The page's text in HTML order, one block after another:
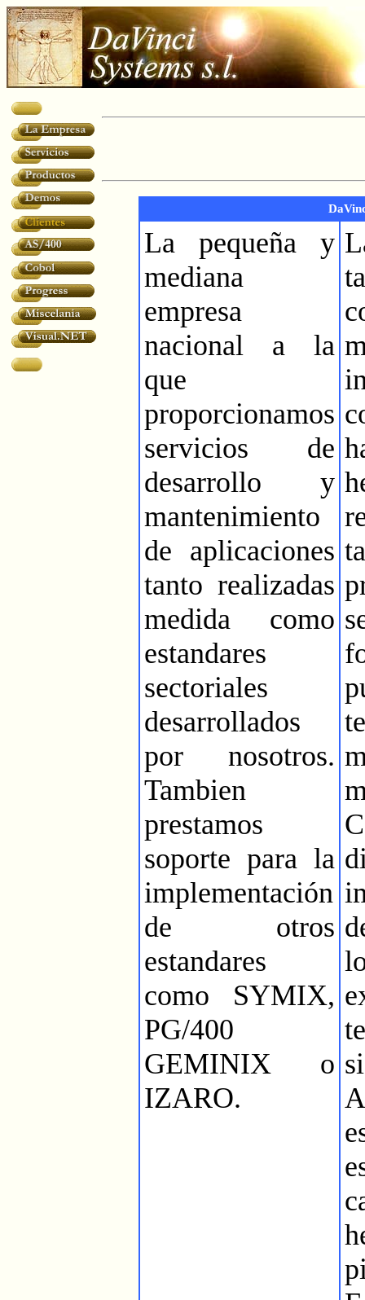
La pequeña y
mediana
empresa
nacional a la
que
proporcionamos
servicios de
desarrollo y
mantenimiento
de aplicaciones
tanto realizadas
medida como
estandares
sectoriales
desarrollados
por nosotros.
Tambien
prestamos
soporte para la
implementación
de otros
estandares
como SYMIX,
PG/400
GEMINIX o
IZARO.